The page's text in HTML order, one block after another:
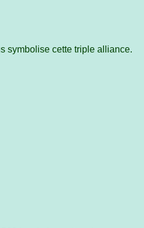
symbolise cette triple alliance.